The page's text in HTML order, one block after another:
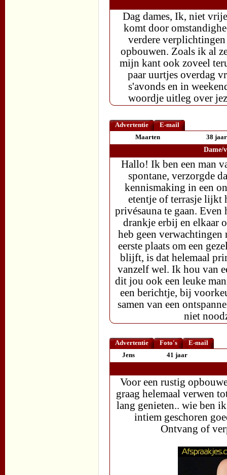
Dag dames, Ik, niet
komt door
verdere verplichtingen
opbouwen. Zoals ik al
mijn kant ook zoveel
paar uurtjes overdag
s'avonds en in
woordje uitleg over
Advertentie
E-mail
Maarten
38 jaar
Dame/
Hallo! Ik ben een man
spontane, verzorgde
kennismaking in een
etentje of terrasje lijkt
privésauna te gaan. Even
drankje erbij en elkaar
heb geen
eerste plaats om een
blijft, is dat helemaal
vanzelf wel. Ik hou van
dit jou ook een leuke
een berichtje, bij
samen van een
niet
Advertentie Foto's
E-mail
Jens
41 jaar
Voor een rustig
graag helemaal verwen
lang genieten.. wie ben
intiem geschoren
Ontvang of